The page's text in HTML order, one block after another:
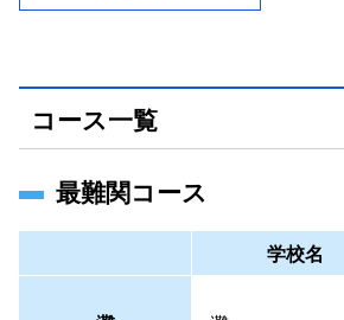
コース一覧
最難関コース
学校名